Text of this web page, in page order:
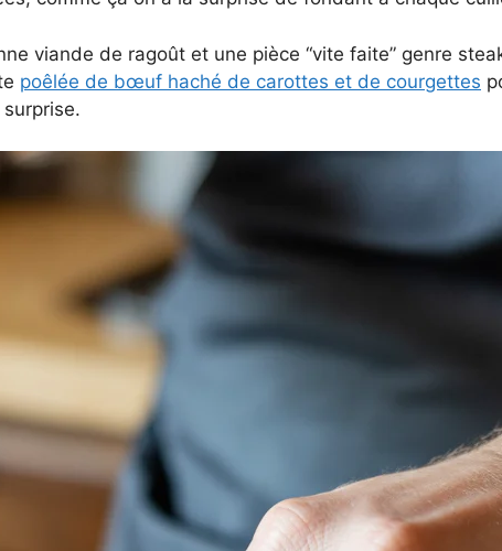
viande de ragoût et une pièce “vite faite” genre
poêlée de bœuf haché de carottes et de courgettes